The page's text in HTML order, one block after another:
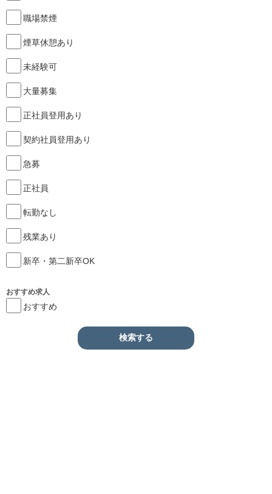
職場禁煙
煙草休憩あり
未経験可
大量募集
正社員登用あり
契約社員登用あり
急募
正社員
転勤なし
残業あり
新卒・第二新卒OK
おすすめ求人
おすすめ